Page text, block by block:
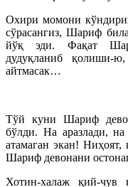
Охири момони
сўрасангиз, Шариф
йўқ эди. Фақат
дудуқланиб қолиши-
айтмасак…
Тўй куни Шариф
бўлди. На аразлади,
атамаган экан!
Шариф девонани
Хотин-халаж қий-